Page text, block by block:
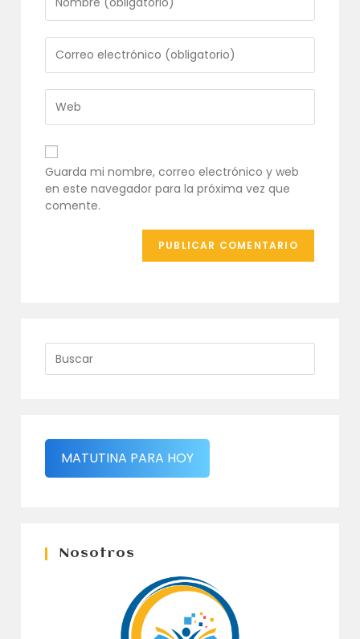
tu
nombre
o
nombre
de
usuario
para
comentar
tu
dirección
de
correo
electrónico
para
comentar
URL
de
tu
web
(opcional)
Guarda mi nombre, correo electrónico y web
en este navegador para la próxima vez que
comente.
MATUTINA PARA HOY
Nosotros